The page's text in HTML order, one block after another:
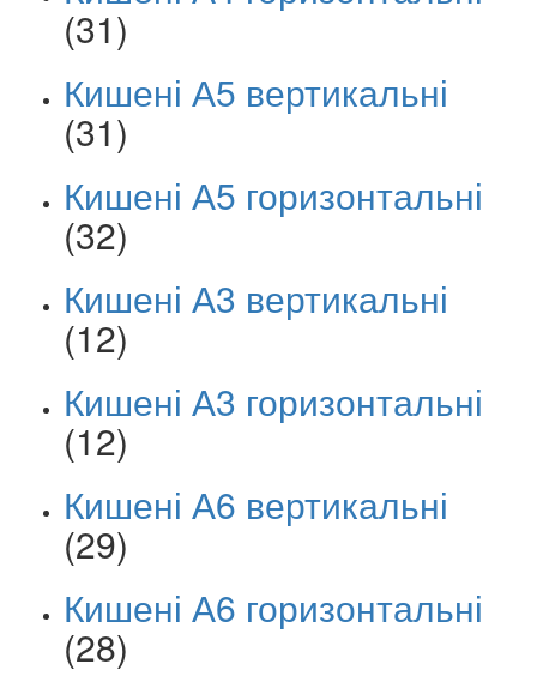
(31)
Кишені А5 вертикальні
(31)
Кишені А5 горизонтальні
(32)
Кишені А3 вертикальні
(12)
Кишені А3 горизонтальні
(12)
Кишені А6 вертикальні
(29)
Кишені А6 горизонтальні
(28)